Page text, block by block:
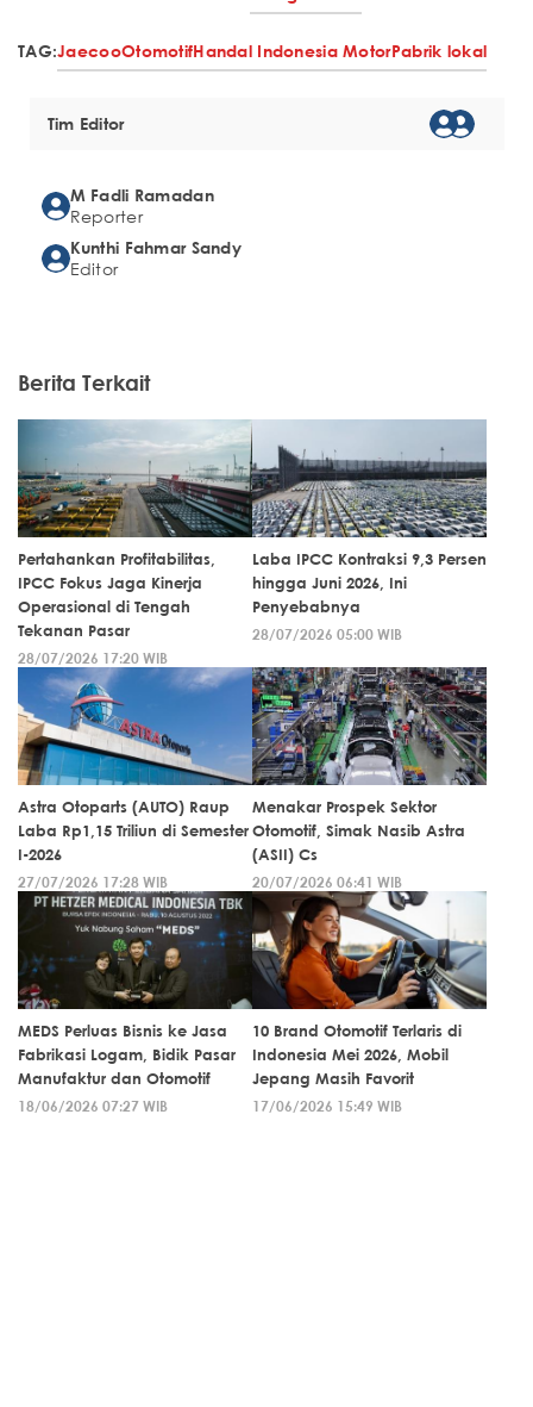
TAG:JaecooOtomotifHandal Indonesia MotorPabrik lokal
Tim Editor
M Fadli Ramadan
Reporter
Kunthi Fahmar Sandy
Editor
Berita Terkait
Pertahankan Profitabilitas,
IPCC Fokus Jaga Kinerja
Operasional di Tengah
Tekanan Pasar
28/07/2026 17:20 WIB
Laba IPCC Kontraksi 9,3 Persen
hingga Juni 2026, Ini
Penyebabnya
28/07/2026 05:00 WIB
Astra Otoparts (AUTO) Raup
Laba Rp1,15 Triliun di Semester
I-2026
27/07/2026 17:28 WIB
Menakar Prospek Sektor
Otomotif, Simak Nasib Astra
(ASII) Cs
20/07/2026 06:41 WIB
MEDS Perluas Bisnis ke Jasa
Fabrikasi Logam, Bidik Pasar
Manufaktur dan Otomotif
18/06/2026 07:27 WIB
10 Brand Otomotif Terlaris di
Indonesia Mei 2026, Mobil
Jepang Masih Favorit
17/06/2026 15:49 WIB